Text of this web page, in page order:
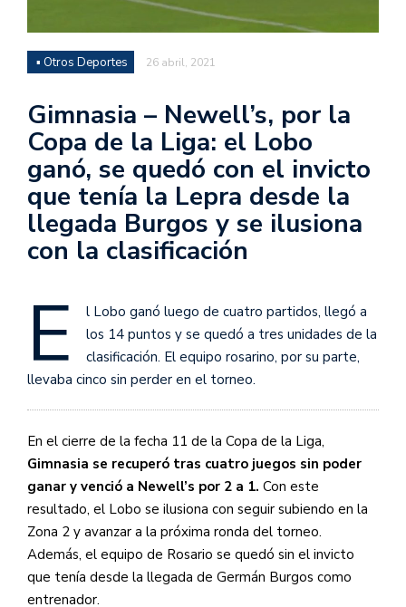
▪ Otros Deportes 26 abril, 2021
Gimnasia – Newell’s, por la
Copa de la Liga: el Lobo
ganó, se quedó con el invicto
que tenía la Lepra desde la
llegada Burgos y se ilusiona
con la clasificación
E
l Lobo ganó luego de cuatro partidos, llegó a
los 14 puntos y se quedó a tres unidades de la
clasificación. El equipo rosarino, por su parte,
llevaba cinco sin perder en el torneo.
En el cierre de la fecha 11 de la Copa de la Liga,
Gimnasia se recuperó tras cuatro juegos sin poder
ganar y venció a Newell’s por 2 a 1. Con este
resultado, el Lobo se ilusiona con seguir subiendo en la
Zona 2 y avanzar a la próxima ronda del torneo.
Además, el equipo de Rosario se quedó sin el invicto
que tenía desde la llegada de Germán Burgos como
entrenador.